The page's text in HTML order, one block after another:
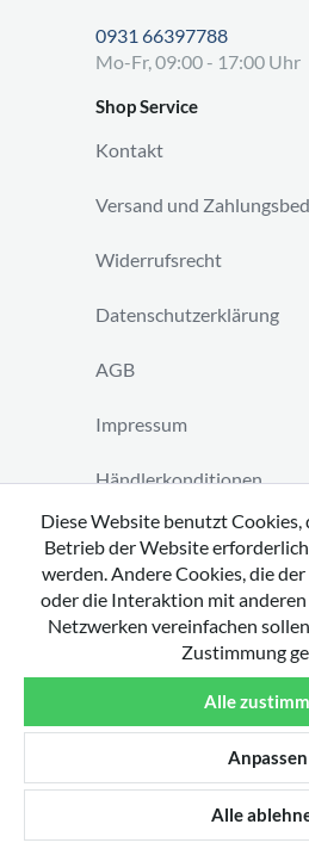
0931 66397788
Mo-Fr, 09:00 - 17:00 Uhr
Shop Service
Kontakt
Versand und
Widerrufsrecht
Datenschutzerklärung
AGB
Impressum
Händlerkonditionen
Vertrag widerrufen
Copyright 2026 by tavato
Diese Website benutzt Cookies,
Betrieb der Website
werden. Andere Cookies, die
oder die Interaktion mit
Netzwerken vereinfachen
Zustimmung